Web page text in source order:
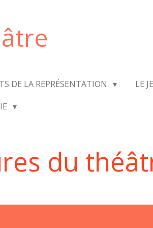
DE LA REPRÉSENTATION
LE
du